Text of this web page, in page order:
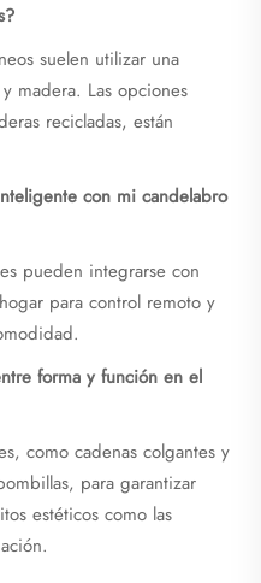
suelen utilizar una
madera. Las opciones
recicladas, están
con mi candelabro
pueden integrarse con
para control remoto y
forma y función en el
como cadenas colgantes y
para garantizar
estéticos como las